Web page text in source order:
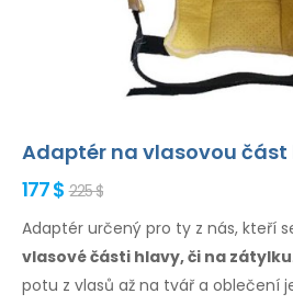
Adaptér na vlasovou
177 $ 225 $
Adaptér určený pro ty z nás, kteří
vlasovéčásti hlavy, či na zátylku
potu z vlasů až na tvář a oblečení